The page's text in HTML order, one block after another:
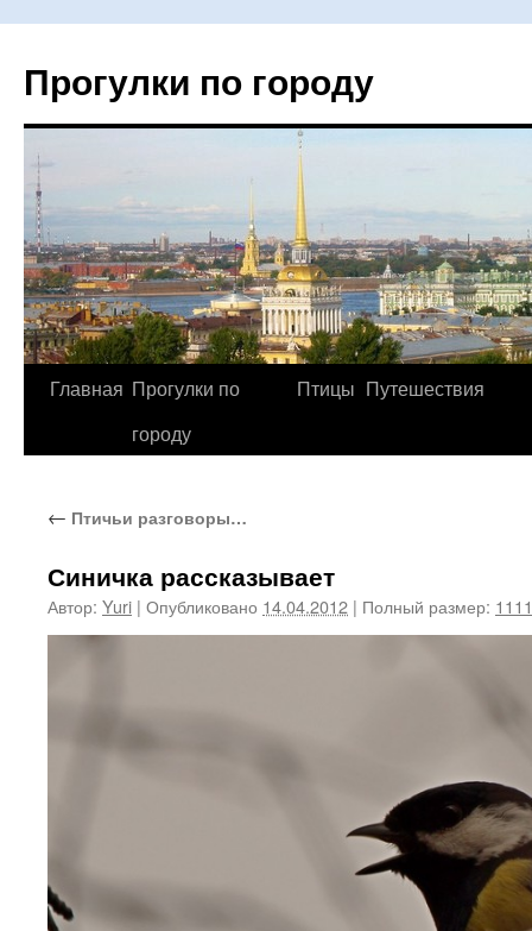
Прогулки по городу
Перейти
Главная Прогулки по
городу
Птицы Путешествия
← Птичьи разговоры…
Синичка рассказывает
Автор: Yuri | Опубликовано 14.04.2012 | Полный размер: